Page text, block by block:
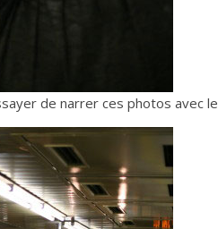
de narrer ces photos avec